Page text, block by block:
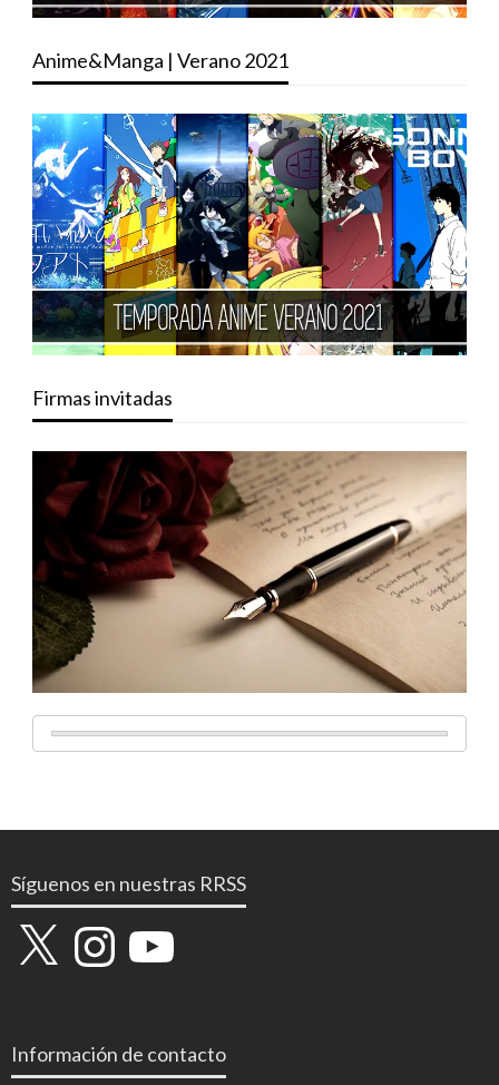
Anime&Manga | Verano 2021
Firmas invitadas
Síguenos en nuestras RRSS
X InstagramYouTube
Información de contacto